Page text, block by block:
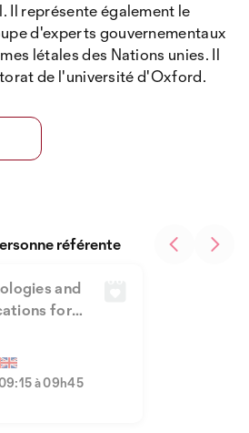
Il représente également le
d'experts gouvernementaux
létales des Nations unies. Il
de l'université d'Oxford.
and
for
à 09h45
référente